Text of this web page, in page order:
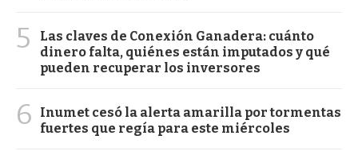
5
Las claves de Conexión Ganadera: cuánto
dinero falta, quiénes están imputados y qué
pueden recuperar los inversores
6
Inumet cesó la alerta amarilla por tormentas
fuertes que regía para este miércoles